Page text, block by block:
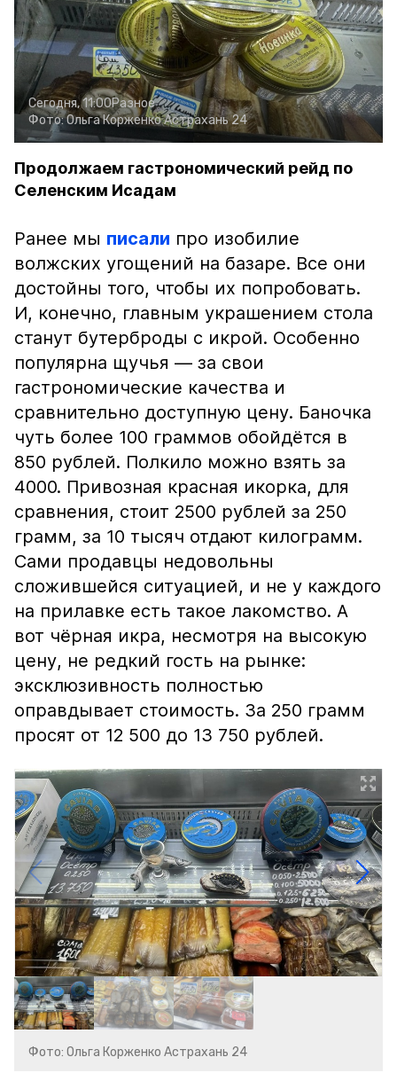
Сегодня, 11:00Разное
Фото:Ольга КорженкоАстрахань 24
Продолжаем гастрономический рейд по
Селенским Исадам
Ранее мы писали про изобилие
волжских угощений на базаре. Все они
достойны того, чтобы их попробовать.
И, конечно, главным украшением стола
станут бутерброды с икрой. Особенно
популярна щучья — за свои
гастрономические качества и
сравнительно доступную цену. Баночка
чуть более 100 граммов обойдётся в
850 рублей. Полкило можно взять за
4000. Привозная красная икорка, для
сравнения, стоит 2500 рублей за 250
грамм, за 10 тысяч отдают килограмм.
Сами продавцы недовольны
сложившейся ситуацией, и не у каждого
на прилавке есть такое лакомство. А
вот чёрная икра, несмотря на высокую
цену, не редкий гость на рынке:
эксклюзивность полностью
оправдывает стоимость. За 250 грамм
просят от 12 500 до 13 750 рублей.
Фото: Ольга Корженко Астрахань 24